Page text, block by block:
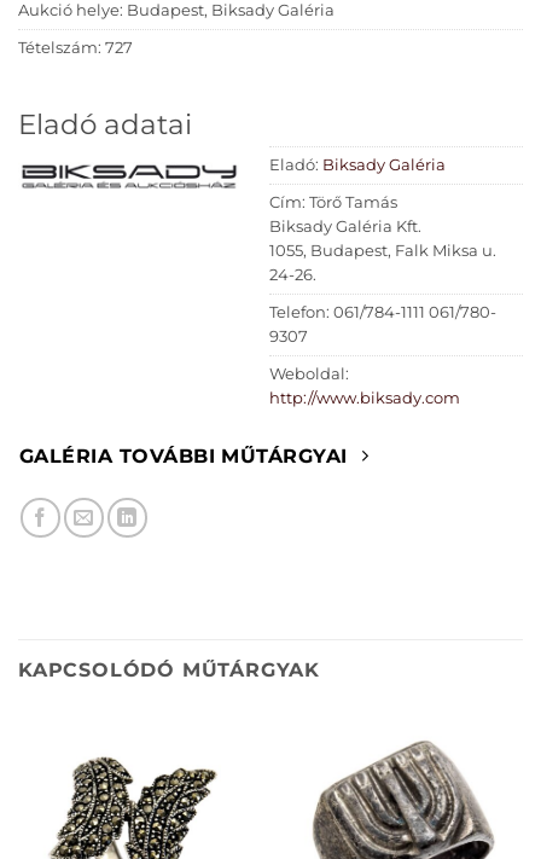
Aukció helye: Budapest, Biksady Galéria
Tételszám: 727
Eladó adatai
Eladó: Biksady Galéria
Cím: Törő Tamás
Biksady Galéria Kft.
1055, Budapest, Falk Miksa u.
24-26.
Telefon: 061/784-1111 061/780-
9307
Weboldal:
http://www.biksady.com
GALÉRIA TOVÁBBI MŰTÁRGYAI
KAPCSOLÓDÓ MŰTÁRGYAK